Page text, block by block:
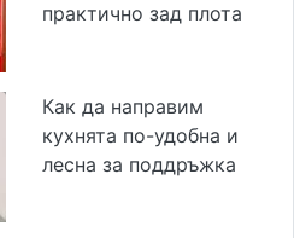
практично зад плота
Как да направим
кухнята по-удобна и
лесна за поддръжка